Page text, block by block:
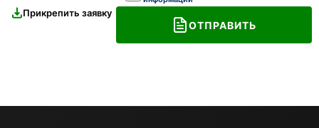
Прикрепить заявку
ОТПРАВИТЬ